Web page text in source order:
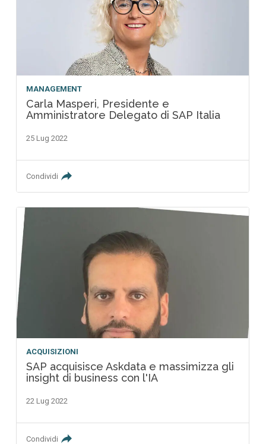
MANAGEMENT
Carla Masperi, Presidente e
Amministratore Delegato di SAP Italia
25 Lug 2022
Condividi
ACQUISIZIONI
SAP acquisisce Askdata e massimizza gli
insight di business con l'IA
22 Lug 2022
Condividi